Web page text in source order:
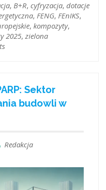
, B+R, cyfryzacja, dotacje
, FENG, FEnIKS,
, kompozyty,
2025, zielona
Sektor
budowli w
Redakcja